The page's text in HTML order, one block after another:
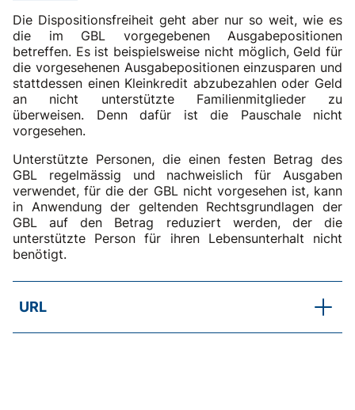
Die Dispositionsfreiheit geht aber nur so weit, wie es
die im GBL vorgegebenen Ausgabepositionen
betreffen. Es ist beispielsweise nicht möglich, Geld für
die vorgesehenen Ausgabepositionen einzusparen und
stattdessen einen Kleinkredit abzubezahlen oder Geld
an nicht unterstützte Familienmitglieder zu
überweisen. Denn dafür ist die Pauschale nicht
vorgesehen.
Unterstützte Personen, die einen festen Betrag des
GBL regelmässig und nachweislich für Ausgaben
verwendet, für die der GBL nicht vorgesehen ist, kann
in Anwendung der geltenden Rechtsgrundlagen der
GBL auf den Betrag reduziert werden, der die
unterstützte Person für ihren Lebensunterhalt nicht
benötigt.
URL
SKOS-RL, Kapitel C.3.1 Erläuterungen c